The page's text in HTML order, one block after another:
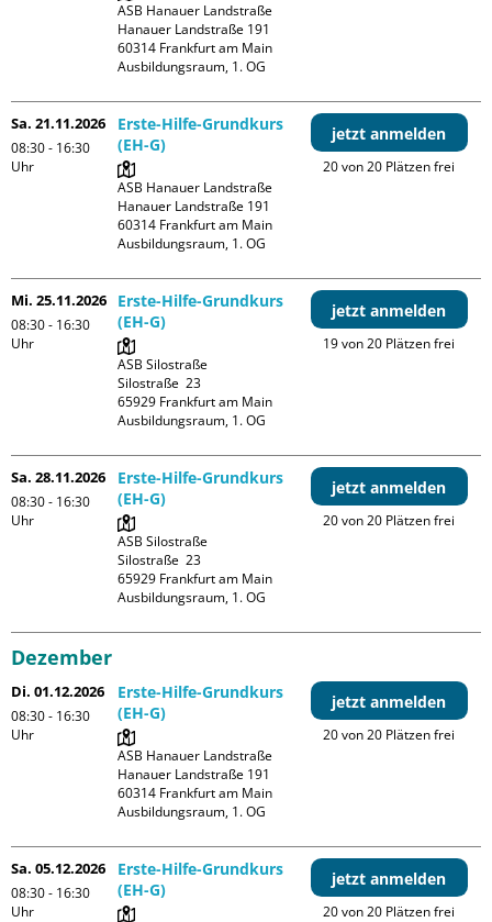
ASB Hanauer Landstraße
Hanauer Landstraße 191
60314 Frankfurt am Main
Ausbildungsraum, 1. OG
Sa. 21.11.2026
08:30 - 16:30
Uhr
Erste-Hilfe-Grundkurs
(EH-G)
ASB Hanauer Landstraße
Hanauer Landstraße 191
60314 Frankfurt am Main
Ausbildungsraum, 1. OG
jetzt anmelden
20 von 20 Plätzen frei
Mi. 25.11.2026
08:30 - 16:30
Uhr
Erste-Hilfe-Grundkurs
(EH-G)
ASB Silostraße
Silostraße  23
65929 Frankfurt am Main
Ausbildungsraum, 1. OG
jetzt anmelden
19 von 20 Plätzen frei
Sa. 28.11.2026
08:30 - 16:30
Uhr
Erste-Hilfe-Grundkurs
(EH-G)
ASB Silostraße
Silostraße  23
65929 Frankfurt am Main
Ausbildungsraum, 1. OG
jetzt anmelden
20 von 20 Plätzen frei
Dezember
Di. 01.12.2026
08:30 - 16:30
Uhr
Erste-Hilfe-Grundkurs
(EH-G)
ASB Hanauer Landstraße
Hanauer Landstraße 191
60314 Frankfurt am Main
Ausbildungsraum, 1. OG
jetzt anmelden
20 von 20 Plätzen frei
Sa. 05.12.2026
08:30 - 16:30
Uhr
Erste-Hilfe-Grundkurs
(EH-G)
jetzt anmelden
20 von 20 Plätzen frei